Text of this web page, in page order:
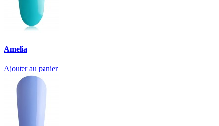
Amelia
Ajouter au panier